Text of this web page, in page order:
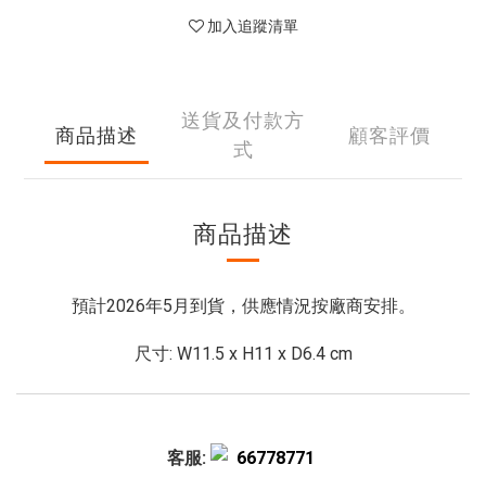
加入追蹤清單
商品描述
送貨及付款方
式
顧客評價
商品描述
預計2026年5月到貨，供應情況按廠商安排。
尺寸: W11.5 x H11 x D6.4 cm
客服: 66778771